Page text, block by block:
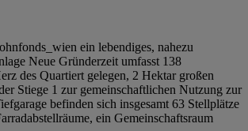
ein lebendiges, nahezu
Neue Gründerzeit umfasst 138
des Quartiert gelegen, 2 Hektar großen
Stiege 1 zur gemeinschaftlichen Nutzung zur
befinden sich insgesamt 63 Stellplätze
ein Gemeinschaftsraum